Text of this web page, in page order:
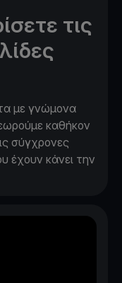
τις
με γνώμονα
καθήκον
σύγχρονες
έχουν κάνει την